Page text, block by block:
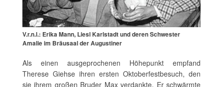
V.r.n.l.: Erika Mann, Liesl Karlstadt und deren Schwester
Amalie im Bräusaal der Augustiner
Als einen ausgeprochenen Höhepunkt empfand
Therese Giehse ihren ersten Oktoberfestbesuch, den
sie ihrem großen Bruder Max verdankte. Er schwärmte